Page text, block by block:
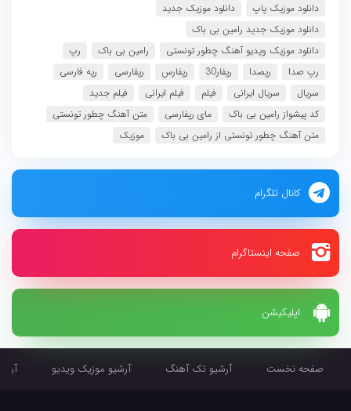
اپلیکیشن
دانلود موزیک پاپ
دانلود موزیک جدید
دانلود موزیک جدید رامین بی باک
دانلود موزیک ویدیو آهنگ چطور تونستی
رامین بی باک
رپ
رپ صدا
رپصدا رپفار30 رپفارس رپفارسی
رپه فارسی
سریال
سریال ایرانی فیلم فیلم ایرانی
فیلم جدید
کد پیشواز رامین بی باک
مای رپفارسی
متن آهنگ چطور تونستی
متن آهنگ چطور تونستی از رامین بی باک
موزیک
کانال تلگرام
صفحه اینستاگرام
صفحه نخست آرشیو تک آهنگ آرشیو موزیک ویدیو